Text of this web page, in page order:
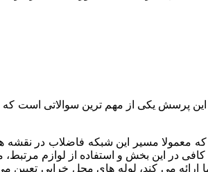
پرسش یکی از مهم ترین سوالاتی است که
که معمولا مسیر این شبکه فاضلاب در
کافی در این بخش و استفاده از لوازم
ارائه می کند، لوله های محل خرابی